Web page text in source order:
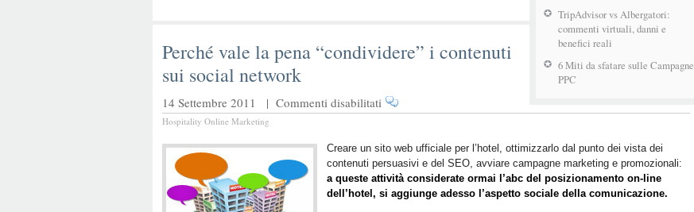
TripAdvisor vs Albergatori:
commenti virtuali, danni e
benefici reali
6 Miti da sfatare sulle Campagne
PPC
Perché vale la pena “condividere” i contenuti
sui social network
14 Settembre 2011 | Commenti disabilitati su
Perché
la
pena
“condividere”
i
Hospitality Online Marketing
Creare un sito web ufficiale per l’hotel, ottimizzarlo dal punto dei vista dei
contenuti persuasivi e del SEO, avviare campagne marketing e promozionali:
a queste attività considerate ormai l’abc del posizionamento on-line
dell’hotel, si aggiunge adesso l’aspetto sociale della comunicazione.